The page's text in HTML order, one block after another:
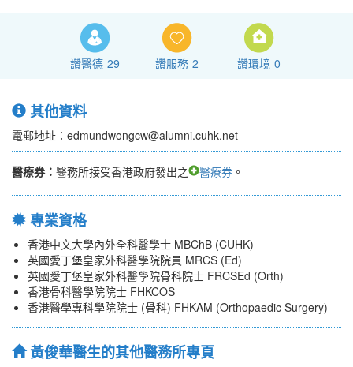
讚醫德 29 讚服務 2 讚環境 0
其他資料
電郵地址：edmundwongcw@alumni.cuhk.net
醫療券： 醫務所接受香港政府發出之 醫療券 。
專業資格
香港中文大學內外全科醫學士 MBChB (CUHK)
英國愛丁堡皇家外科醫學院院員 MRCS (Ed)
英國愛丁堡皇家外科醫學院骨科院士 FRCSEd (Orth)
香港骨科醫學院院士 FHKCOS
香港醫學專科學院院士 (骨科) FHKAM (Orthopaedic Surgery)
黃俊華醫生的其他醫務所專頁